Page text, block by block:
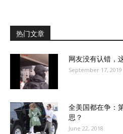
热门文章
网友没有认错，
September 17, 2019
全美国都在争：
思？
June 22, 2018